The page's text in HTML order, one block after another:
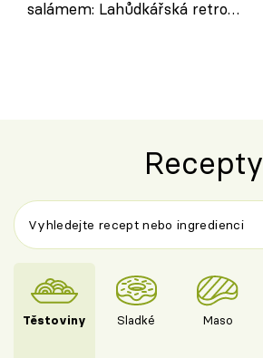
salámem: Lahůdkářská retro
Recepty
Těstoviny Sladké Maso